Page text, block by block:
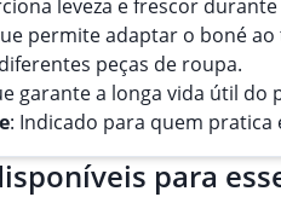
leveza e frescor durante
permite adaptar o boné
peças de roupa.
garante a longa vida útil do
: Indicado para quem
para